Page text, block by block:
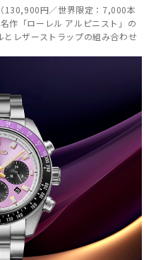
130,900円／世界限定：7,000本
作「ローレル アルピニスト」の
レザーストラップの組み合わせ